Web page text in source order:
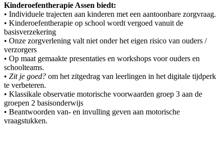
Kinderoefentherapie Assen biedt:
• Individuele trajecten aan kinderen met een aantoonbare zorgvraag.
• Kinderoefentherapie op school wordt vergoed vanuit de
basisverzekering
• Onze zorgverlening valt niet onder het eigen risico van ouders /
verzorgers
• Op maat gemaakte presentaties en workshops voor ouders en
schoolteams.
• Zit je goed? om het zitgedrag van leerlingen in het digitale tijdperk
te verbeteren.
• Klassikale observatie motorische voorwaarden groep 3 aan de
groepen 2 basisonderwijs
• Beantwoorden van- en invulling geven aan motorische
vraagstukken.